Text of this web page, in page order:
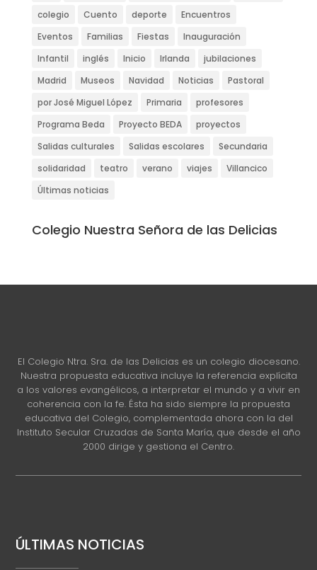
colegio Cuento deporte
Encuentros
Eventos
Familias Fiestas
Inauguración
Infantil
inglés Inicio Irlanda
jubilaciones
Madrid
Museos Navidad Noticias
Pastoral
por José Miguel López
Primaria
profesores
Programa Beda
Proyecto BEDA
proyectos
Salidas culturales
Salidas escolares
Secundaria
solidaridad
teatro verano viajes
Villancico
Últimas noticias
Colegio Nuestra Señora de las Delicias
El Colegio Ntra. Sra. de las Delicias es un colegio diocesano.
Nuestra propuesta educativa incluye la referencia explícita
a los valores evangélicos, a interpretar el mundo y a vivir en
coherencia con la fe. Ésta ha sido siempre la propuesta
educativa del Colegio, complementada ahora con la del
Instituto Secular Cruzadas de Santa María, que desde el año
2000 dirige y gestiona el Centro.
ÚLTIMAS NOTICIAS